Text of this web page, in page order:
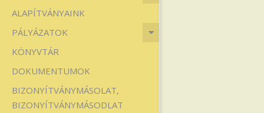
ALAPÍTVÁNYAINK
PÁLYÁZATOK
KÖNYVTÁR
DOKUMENTUMOK
BIZONYÍTVÁNYMÁSOLAT,
BIZONYÍTVÁNYMÁSODLAT